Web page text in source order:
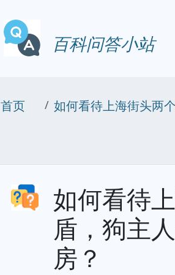
百科问答小站
首页 如何看待上海街头两
如何看待
盾，狗主
房？